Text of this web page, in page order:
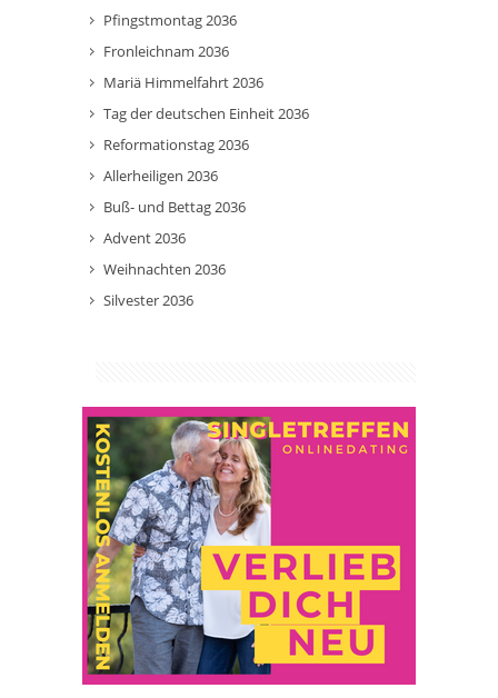
Pfingstmontag 2036
Fronleichnam 2036
Mariä Himmelfahrt 2036
Tag der deutschen Einheit 2036
Reformationstag 2036
Allerheiligen 2036
Buß- und Bettag 2036
Advent 2036
Weihnachten 2036
Silvester 2036